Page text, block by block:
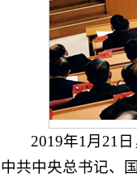
2019年1月21
中共中央总书记、